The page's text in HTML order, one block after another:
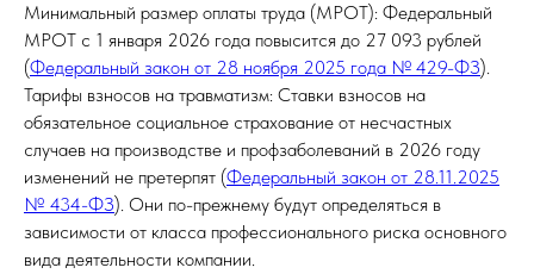
Минимальный размер оплаты труда (МРОТ): Федеральный
МРОТ с 1 января 2026 года повысится до 27 093 рублей
(Федеральный закон от 28 ноября 2025 года № 429-ФЗ).
Тарифы взносов на травматизм: Ставки взносов на
обязательное социальное страхование от несчастных
случаев на производстве и профзаболеваний в 2026 году
изменений не претерпят (Федеральный закон от 28.11.2025
№ 434-ФЗ). Они по-прежнему будут определяться в
зависимости от класса профессионального риска основного
вида деятельности компании.